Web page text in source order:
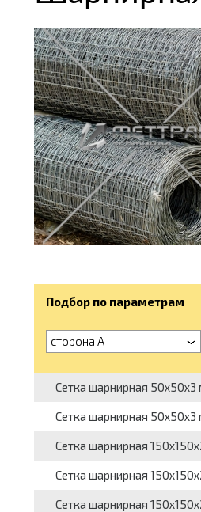
Подбор по параметрам
сторона А
Сетка шарнирная 50x50x3
Сетка шарнирная 50x50x3
Сетка шарнирная
Сетка шарнирная
Сетка шарнирная